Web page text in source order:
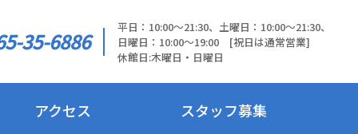
35-6886
平日：10:00～21:30、土曜日：10:00～21:30、
日曜日：10:00～19:00 [祝日は通常営業]
休館日:木曜日・日曜日
アクセス スタッフ募集